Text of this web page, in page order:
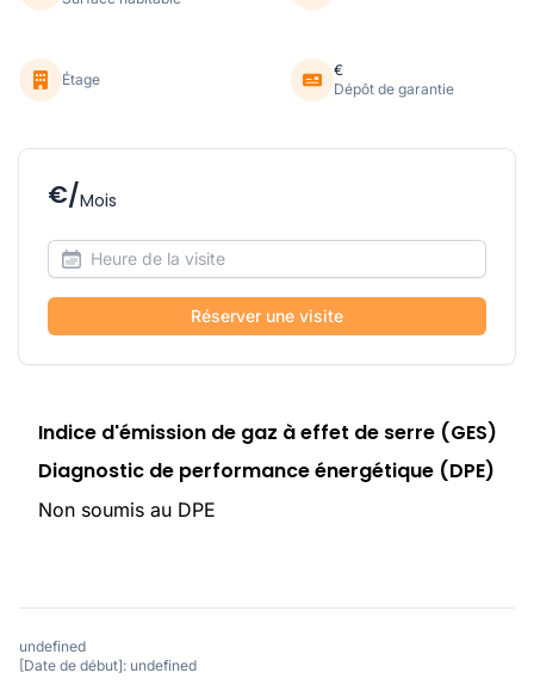
Étage
€
Dépôt de garantie
€/Mois
Réserver une visite
Indice d'émission de gaz à effet de serre (GES)
Diagnostic de performance énergétique (DPE)
Non soumis au DPE
undefined
[Date de début]: undefined